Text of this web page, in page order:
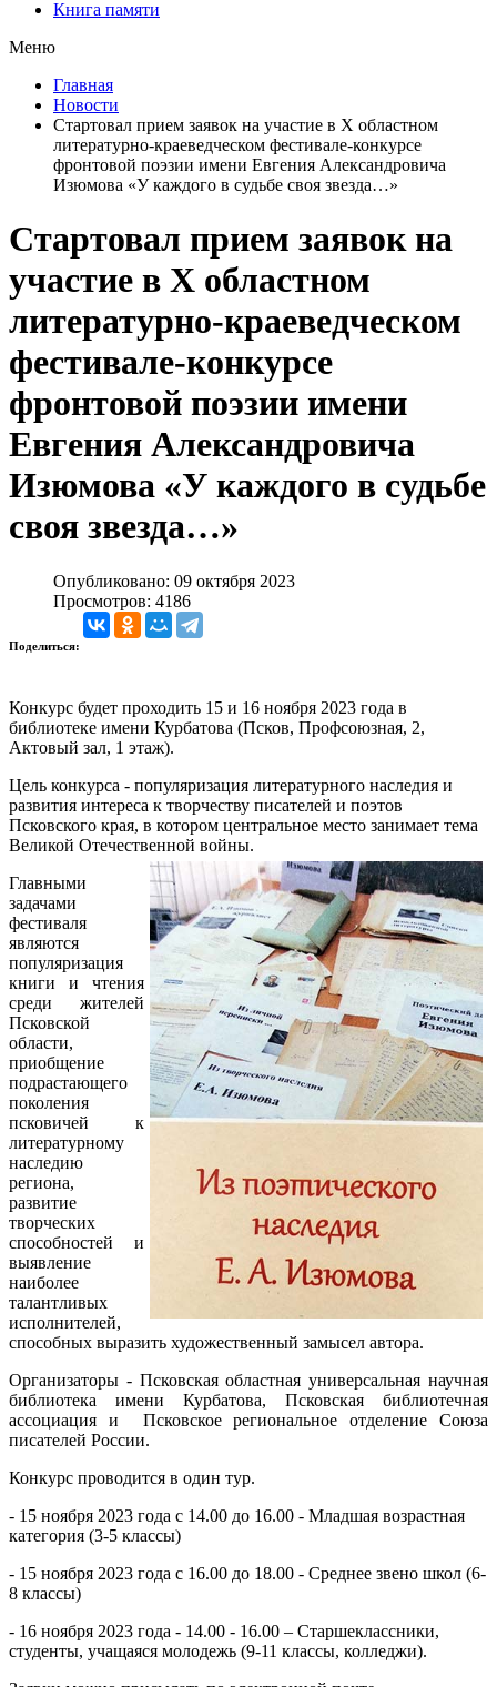
Книга памяти
Меню
Главная
Новости
Стартовал прием заявок на участие в X областном
литературно-краеведческом фестивале-конкурсе
фронтовой поэзии имени Евгения Александровича
Изюмова «У каждого в судьбе своя звезда…»
Стартовал прием заявок на
участие в X областном
литературно-краеведческом
фестивале-конкурсе
фронтовой поэзии имени
Евгения Александровича
Изюмова «У каждого в судьбе
своя звезда…»
Опубликовано: 09 октября 2023
Просмотров: 4186
Поделиться:
Конкурс будет проходить 15 и 16 ноября 2023 года в
библиотеке имени Курбатова (Псков, Профсоюзная, 2,
Актовый зал, 1 этаж).
Цель конкурса - популяризация литературного наследия и
развития интереса к творчеству писателей и поэтов
Псковского края, в котором центральное место занимает тема
Великой Отечественной войны.
Главными
задачами
фестиваля
являются
популяризация
книги и чтения
среди жителей
Псковской
области,
приобщение
подрастающего
поколения
псковичей к
литературному
наследию
региона,
развитие
творческих
способностей и
выявление
наиболее
талантливых
исполнителей,
способных выразить художественный замысел автора.
Организаторы - Псковская областная универсальная научная
библиотека имени Курбатова, Псковская библиотечная
ассоциация и Псковское региональное отделение Союза
писателей России.
Конкурс проводится в один тур.
- 15 ноября 2023 года с 14.00 до 16.00 - Младшая возрастная
категория (3-5 классы)
- 15 ноября 2023 года с 16.00 до 18.00 - Среднее звено школ (6-
8 классы)
- 16 ноября 2023 года - 14.00 - 16.00 – Старшеклассники,
студенты, учащаяся молодежь (9-11 классы, колледжи).